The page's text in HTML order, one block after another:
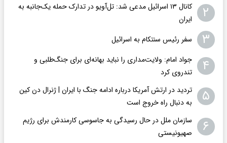
۲
کانال ۱۳ اسرائیل مدعی شد: تل‌آویو در تدارک حمله یک‌جانبه به
ایران
۳ سفر رئیس سنتکام به اسرائیل
۴
جواد امام: ولایت‌مداری را نباید بهانه‌ای برای جنگ‌طلبی و
تندروی کرد
۵
تردید در ارتش آمریکا درباره ادامه جنگ با ایران | ژنرال دن کین
به دنبال راه خروج است
۶
سازمان ملل در حال رسیدگی به جاسوسی کارمندش برای رژیم
صهیونیستی